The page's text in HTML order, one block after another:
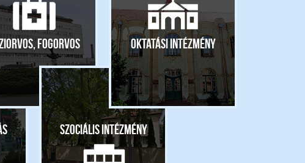
fogorvos
Szociális intézmény
Oktatási intézmény